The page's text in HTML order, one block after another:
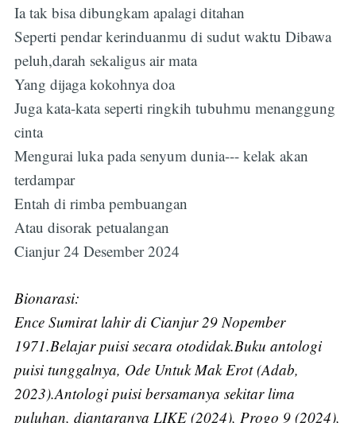
Ia tak bisa dibungkam apalagi ditahan
Seperti pendar kerinduanmu di sudut waktu Dibawa
peluh,darah sekaligus air mata
Yang dijaga kokohnya doa
Juga kata-kata seperti ringkih tubuhmu menanggung
cinta
Mengurai luka pada senyum dunia--- kelak akan
terdampar
Entah di rimba pembuangan
Atau disorak petualangan
Cianjur 24 Desember 2024
Bionarasi:
Ence Sumirat lahir di Cianjur 29 Nopember
1971.Belajar puisi secara otodidak.Buku antologi
puisi tunggalnya, Ode Untuk Mak Erot (Adab,
2023).Antologi puisi bersamanya sekitar lima
puluhan, diantaranya LIKE (2024), Progo 9 (2024),